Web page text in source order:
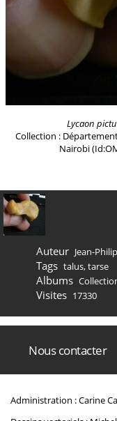
Lycaon
Collection :
Nairobi
Auteur Jean-
Tags talus,tarse
Albums
Visites 17330
Nous contacter
Administration : Carine